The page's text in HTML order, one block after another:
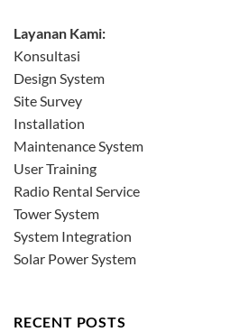
Layanan Kami:
Konsultasi
Design System
Site Survey
Installation
Maintenance System
User Training
Radio Rental Service
Tower System
System Integration
Solar Power System
RECENT POSTS